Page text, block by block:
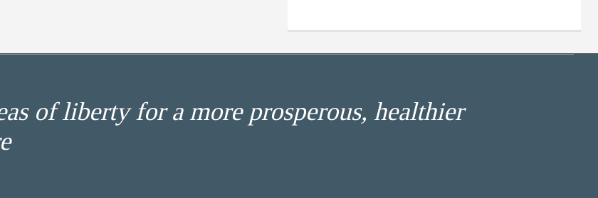
of liberty for a more prosperous, healthier